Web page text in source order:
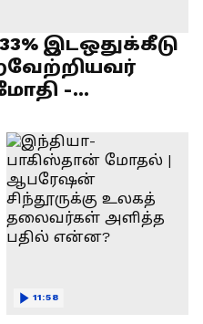
இடஒதுக்கீடு
-
11:58